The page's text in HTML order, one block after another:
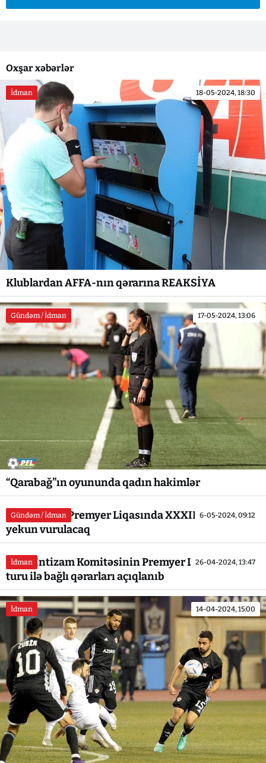
Oxşar xəbərlər
İdman 18-05-2024, 18:30
Klublardan AFFA-nın qərarına REAKSİYA
Gündəm / İdman 17-05-2024, 13:06
“Qarabağ”ın oyununda qadın hakimlər
Gündəm / İdman 6-05-2024, 09:12
Azərbaycan Premyer Liqasında XXXIII tura bu gün
yekun vurulacaq
İdman 26-04-2024, 13:47
AFFA İntizam Komitəsinin Premyer Liqanın XXXI
turu ilə bağlı qərarları açıqlanıb
İdman 14-04-2024, 15:00